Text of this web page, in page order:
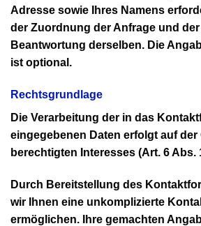
Adresse sowie Ihres Namens
der Zuordnung der Anfrage und
Beantwortung derselben. Die
ist optional.
Rechtsgrundlage
Die Verarbeitung der in das
eingegebenen Daten erfolgt auf
berechtigten Interesses (Art. 6 Abs.
Durch Bereitstellung des
wir Ihnen eine unkomplizierte
ermöglichen. Ihre gemachten